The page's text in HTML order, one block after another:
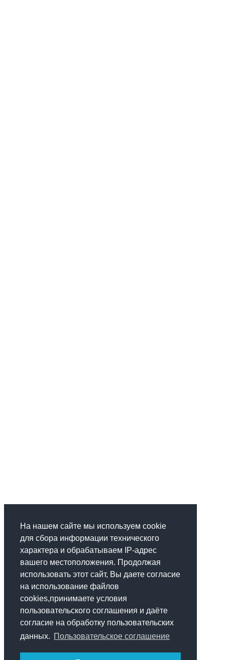
На нашем сайте мы используем cookie
для сбора информации технического
характера и обрабатываем IP-адрес
вашего местоположения. Продолжая
использовать этот сайт, Вы даете согласие
на использование файлов
cookies,принимаете условия
пользовательского соглашения и даёте
согласие на обработку пользовательских
данных. Пользовательское соглашение